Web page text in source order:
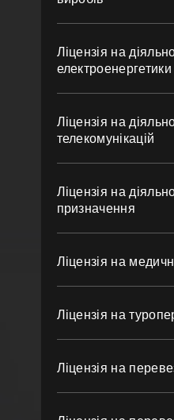
Ліцензія на
електроенергетики
Ліцензія на
телекомунікацій
Ліцензія на
призначення
Ліцензія на
Ліцензія на
Ліцензія на